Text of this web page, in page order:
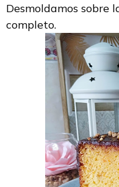
Desmoldamos sobre
completo.